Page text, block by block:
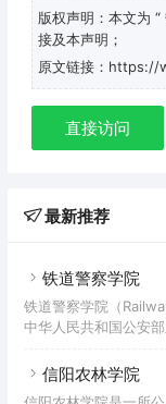
版权声明：本文为 “
接及本声明；
原文链接：
直接访问
最新推荐
铁道警察学院
铁道警察学院（
中华人民共和国公安
安干部学校，后辗转
信阳农林学院